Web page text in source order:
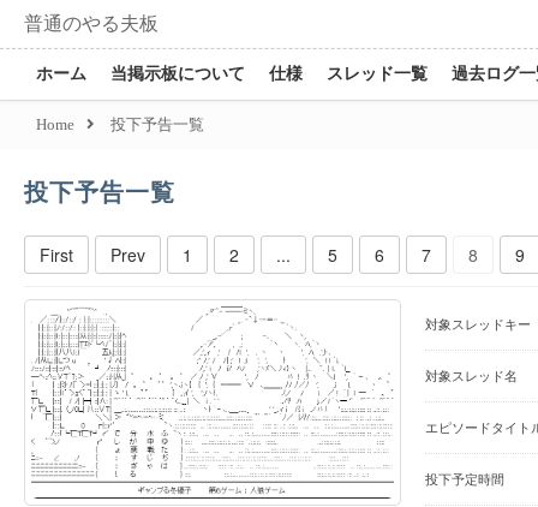
普通のやる夫板
ホーム 当掲示板について 仕様 スレッド一覧 過去ログ
Home 投下予告一覧
投下予告一覧
First Prev 1 2 ... 5 6 7 8 9
対象スレッドキー
対象スレッド名
エピソードタイト
投下予定時間